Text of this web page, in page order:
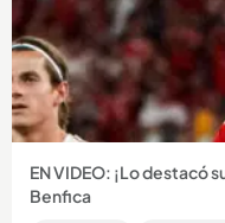
EN VIDEO: ¡Lo destacó
Benfica
El colombiano marcó